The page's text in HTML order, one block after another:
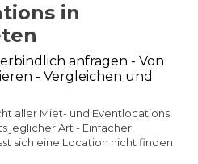
in
anfragen - Von
- Vergleichen und
aller Miet- und Eventlocations
jeglicher Art - Einfacher,
sich eine Location nicht finden